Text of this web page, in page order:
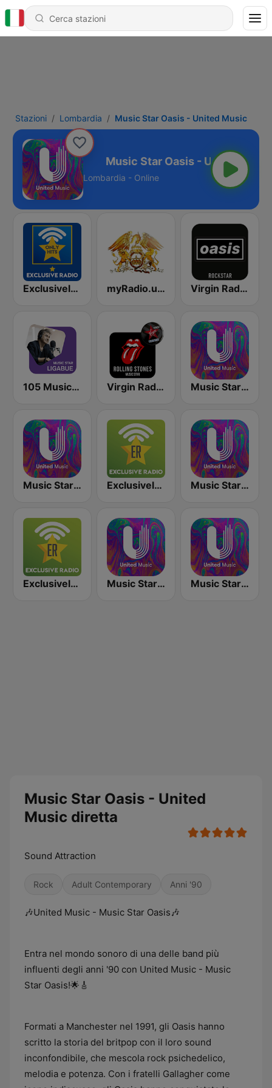
Stazioni Lombardia Music Star Oasis - United Music
Music
Lombardia - Online
Exclusively Pink Floyd - HITS myRadio.ua - Queen Virgin Radio Oasis
105 Music Star: Ligabue Virgin Radio Music Star Rolling Stones Music Star Pink Floyd - United Music
Music Star Guns n' Roses - United Music Exclusively Pink Floyd Music Star Vasco Rossi - United Music
Exclusively The Doors Music Star Queen - United Music Music Star Rolling Stones - United Music
Music Star Oasis - United
Music diretta
Sound Attraction
Rock Adult Contemporary Anni '90
🎶United Music - Music Star Oasis🎶
Entra nel mondo sonoro di una delle band più
influenti degli anni '90 con United Music - Music
Star Oasis!🌟🎸
Formati a Manchester nel 1991, gli Oasis hanno
scritto la storia del britpop con il loro sound
inconfondibile, che mescola rock psichedelico,
melodia e potenza. Con i fratelli Gallagher come